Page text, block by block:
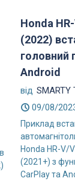
Honda
(2022)
головний
Android
від SMARTY
09/08/
Приклад
Honda HR-V/
(2021+) з
CarPlay та